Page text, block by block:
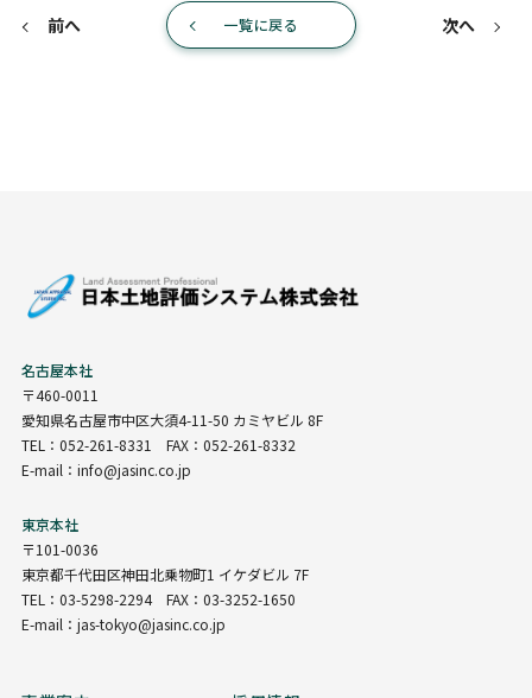
前へ 一覧に戻る 次へ
名古屋本社
〒460-0011
愛知県名古屋市中区大須4-11-50 カミヤビル 8F
TEL：052-261-8331 FAX：052-261-8332
E-mail：info@jasinc.co.jp
東京本社
〒101-0036
東京都千代田区神田北乗物町1 イケダビル 7F
TEL：03-5298-2294 FAX：03-3252-1650
E-mail：jas-tokyo@jasinc.co.jp